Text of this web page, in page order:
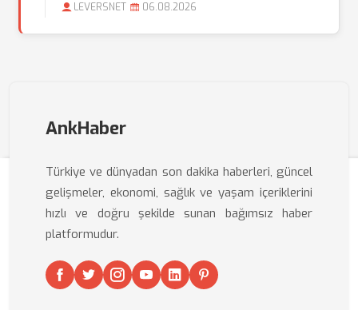
LEVERSNET 06.08.2026
AnkHaber
Türkiye ve dünyadan son dakika haberleri, güncel
gelişmeler, ekonomi, sağlık ve yaşam içeriklerini
hızlı ve doğru şekilde sunan bağımsız haber
platformudur.